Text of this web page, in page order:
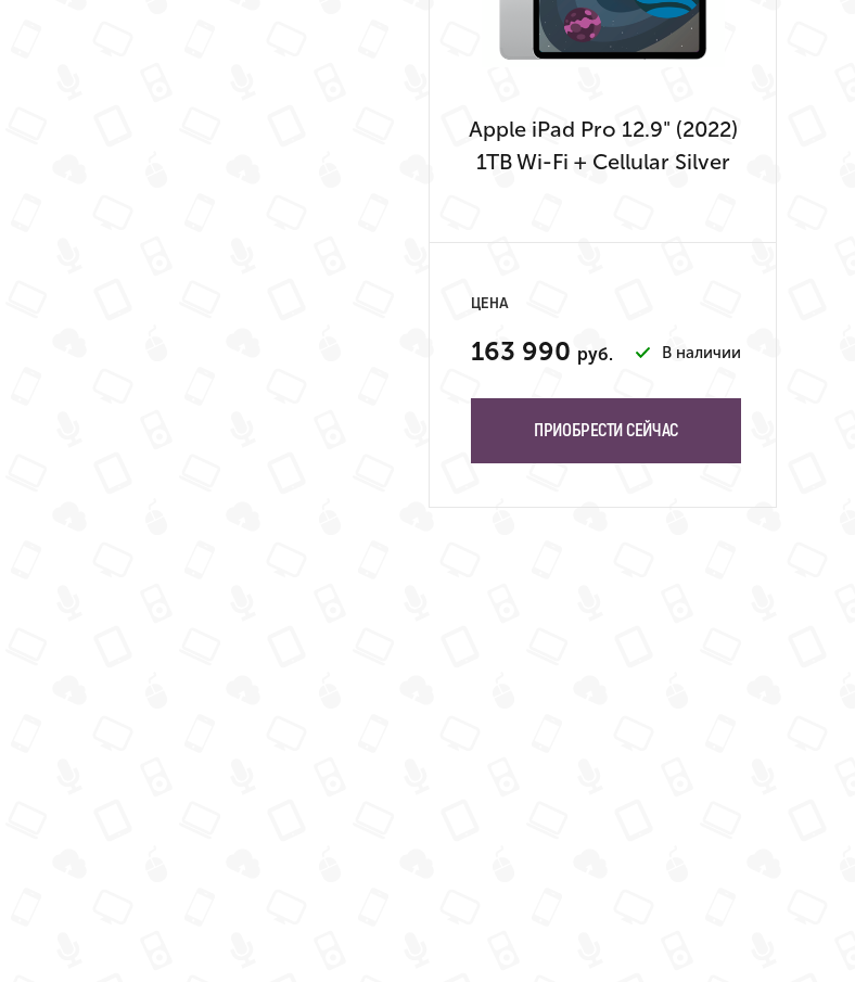
Apple iPad Pro 12.9" (2022)
1TB Wi-Fi + Cellular Silver
ЦЕНА
163 990 руб. В наличии
ПРИОБРЕСТИ СЕЙЧАС